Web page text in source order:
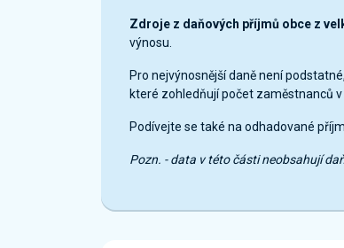
Zdroje z daňových příjmů obce z
výnosu.
Pro nejvýnosnější daně není
které zohledňují počet zaměstnanců v
Podívejte se také na odhadované
Pozn. - data v této části neobsahují